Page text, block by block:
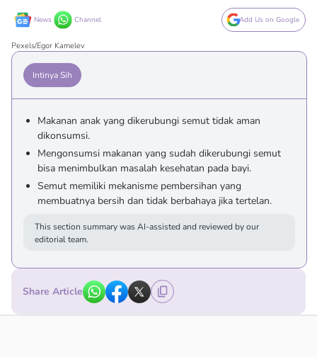
News Channel Add Us on Google
Pexels/Egor Kamelev
Intinya Sih
Makanan anak yang dikerubungi semut tidak aman
dikonsumsi.
Mengonsumsi makanan yang sudah dikerubungi semut
bisa menimbulkan masalah kesehatan pada bayi.
Semut memiliki mekanisme pembersihan yang
membuatnya bersih dan tidak berbahaya jika tertelan.
This section summary was AI-assisted and reviewed by our
editorial team.
Share Article